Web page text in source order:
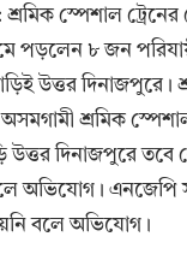
শ্রমিক স্পেশাল ট্রেনের
পড়লেন ৮ জন
উত্তর দিনাজপুরে।
অসমগামী শ্রমিক
উত্তর দিনাজপুরে তবে
অভিযোগ। এনজেপি
বলে অভিযোগ।